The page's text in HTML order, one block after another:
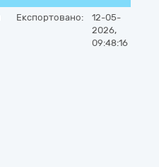
Експортовано:
12-05-
2026,
09:48:16